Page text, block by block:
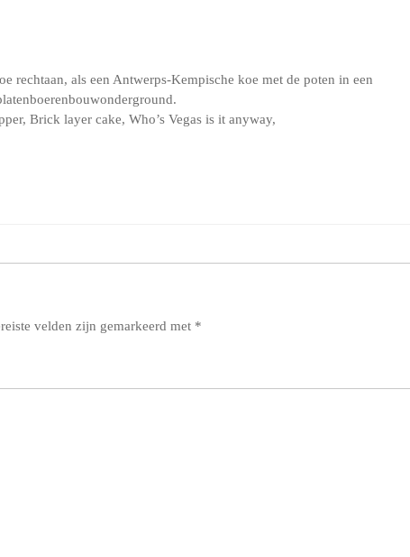
rechtaan, als een Antwerps-Kempische koe met de poten in een
Brick layer cake, Who’s Vegas is it anyway,
velden zijn gemarkeerd met *